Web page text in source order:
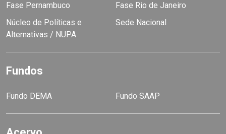
Fase Pernambuco
Fase Rio de Janeiro
Núcleo de Políticas e
Alternativas / NUPA
Sede Nacional
Fundos
Fundo DEMA Fundo SAAP